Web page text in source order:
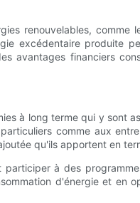
renouvelables, comme
excédentaire produite
avantages financiers
à long terme qui y sont
comme aux
qu'ils apportent en
à des
d'énergie et en